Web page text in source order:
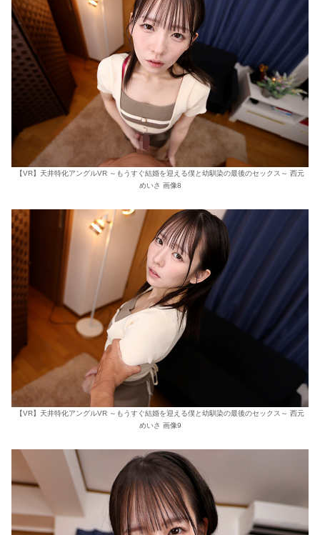
【VR】天井特化アングルVR ～もうすぐ結婚を迎える僕と幼馴染の最後のセックス～ 西元
めいさ 画像8
【VR】天井特化アングルVR ～もうすぐ結婚を迎える僕と幼馴染の最後のセックス～ 西元
めいさ 画像9